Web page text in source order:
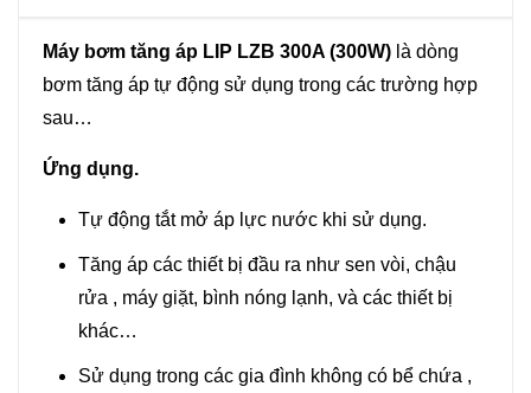
lượng
Máy bơm tăng áp LIP LZB 300A (300W) là dòng
bơm tăng áp tự động sử dụng trong các trường hợp
sau…
Ứng dụng.
Tự động tắt mở áp lực nước khi sử dụng.
Tăng áp các thiết bị đầu ra như sen vòi, chậu
rửa , máy giặt, bình nóng lạnh, và các thiết bị
khác…
Sử dụng trong các gia đình không có bể chứa ,